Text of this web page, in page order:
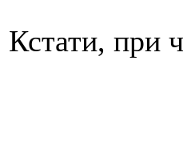
Кстати, при